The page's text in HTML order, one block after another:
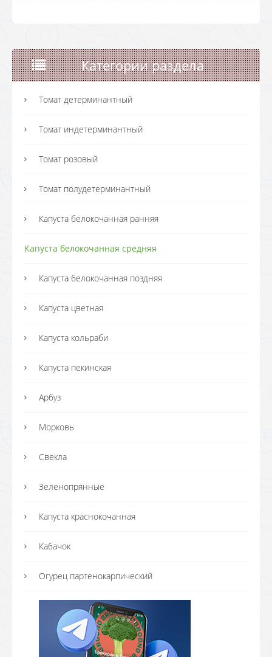
Категории раздела
Томат детерминантный
Томат индетерминантный
Томат розовый
Томат полудетерминантный
Капуста белокочанная ранняя
Капуста белокочанная средняя
Капуста белокочанная поздняя
Капуста цветная
Капуста кольраби
Капуста пекинская
Арбуз
Морковь
Свекла
Зеленопрянные
Капуста краснокочанная
Кабачок
Огурец партенокарпический